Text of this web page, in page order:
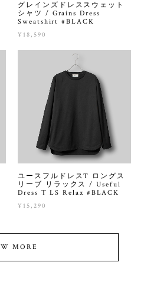
グレインズドレススウェット
シャツ / Grains Dress
Sweatshirt #BLACK
¥18,590
ユースフルドレスT ロングス
リーブ リラックス / Useful
Dress T LS Relax #BLACK
¥15,290
MORE